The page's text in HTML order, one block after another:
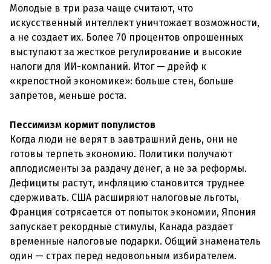
Молодые в три раза чаще считают, что
искусственный интеллект уничтожает возможности,
а не создает их. Более 70 процентов опрошенных
выступают за жесткое регулирование и высокие
налоги для ИИ-компаний. Итог — дрейф к
«крепостной экономике»: больше стен, больше
запретов, меньше роста.
Пессимизм кормит популистов
Когда люди не верят в завтрашний день, они не
готовы терпеть экономию. Политики получают
аплодисменты за раздачу денег, а не за реформы.
Дефициты растут, инфляцию становится труднее
сдерживать. США расширяют налоговые льготы,
Франция сотрясается от попыток экономии, Япония
запускает рекордные стимулы, Канада раздает
временные налоговые подарки. Общий знаменатель
один — страх перед недовольным избирателем.